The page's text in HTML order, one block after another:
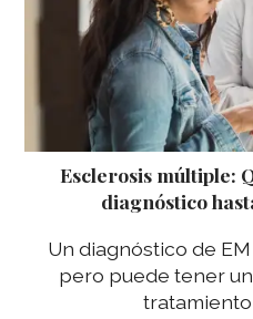
Esclerosis múltiple:
diagnóstico
Un diagnóstico de
pero puede tener